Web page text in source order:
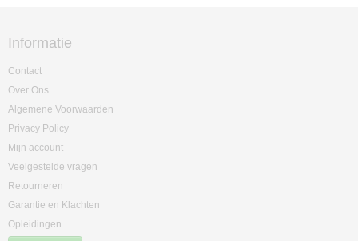
Informatie
Contact
Over Ons
Algemene Voorwaarden
Privacy Policy
Mijn account
Veelgestelde vragen
Retourneren
Garantie en Klachten
Opleidingen